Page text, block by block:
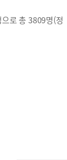
로 총 3809명(정